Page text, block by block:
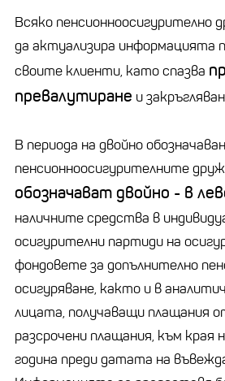
Всяко пенсионноосигурително
да актуализира информацията
своите клиенти, като спазва
превалутиране и
В периода на двойно
пенсионноосигурителните
обозначават двойно - в
наличните средства в
осигурителни партиди на
фондовете за допълнително
осигуряване, както и в
лицата, получаващи плащания
разсрочени плащания, към края
година преди датата на